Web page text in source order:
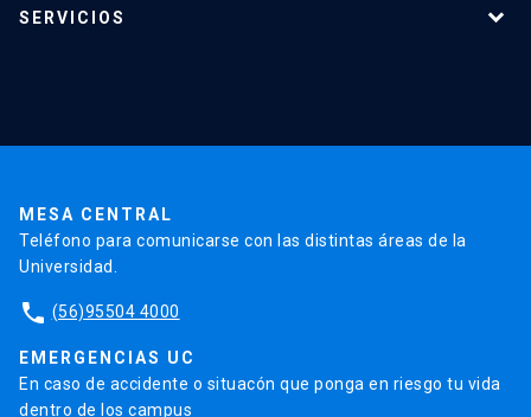
SERVICIOS
MESA CENTRAL
Teléfono para comunicarse con las distintas áreas de la
Universidad.
phone (56)95504 4000
EMERGENCIAS UC
En caso de accidente o situacón que ponga en riesgo tu vida
dentro de los campus